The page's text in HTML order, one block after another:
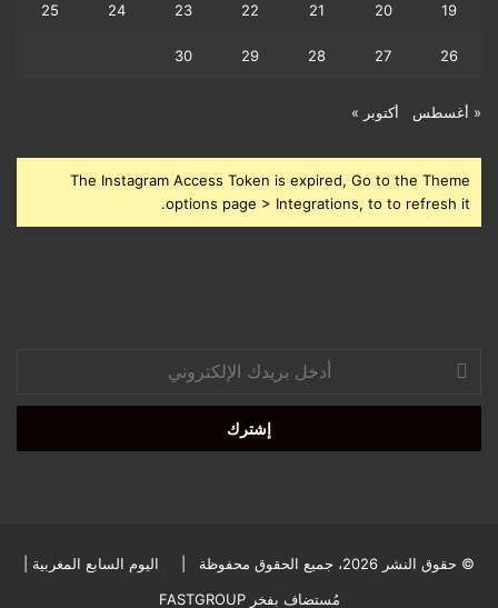
19
20
21
22
23
24
25
26
27
28
29
30
« أغسطس أكتوبر »
The Instagram Access Token is expired, Go to the Theme
options page > Integrations, to to refresh it.
بريدك
الإلكتروني
© حقوق النشر 2026، جميع الحقوق محفوظة | اليوم السابع المغربية
مُستضاف بفخرFASTGROUP